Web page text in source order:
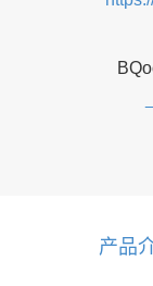
产品